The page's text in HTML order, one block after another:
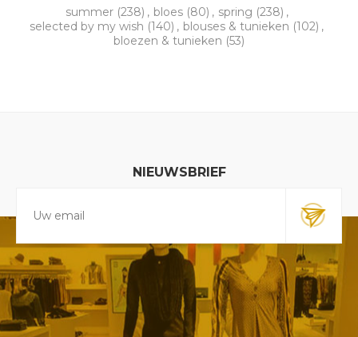
summer (238) , bloes (80) , spring (238) ,
selected by my wish (140) , blouses & tunieken (102) ,
bloezen & tunieken (53)
NIEUWSBRIEF